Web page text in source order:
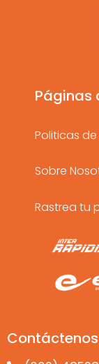
Páginas
Politicas
Sobre
Rastrea tu
Contáctenos